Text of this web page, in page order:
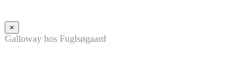
×
Galloway hos Fuglsøgaard